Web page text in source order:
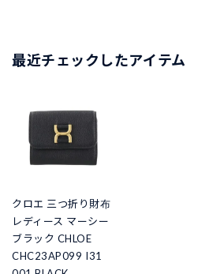
最近チェックしたアイテム
クロエ 三つ折り財布
レディース マーシー
ブラック CHLOE
CHC23AP099 I31